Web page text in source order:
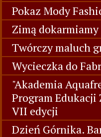
Pokaz Mody
Zimą
Twórczy maluch
Wycieczka do
"Akademia
Program Edukacji
VII edycji
Dzień Górnika.